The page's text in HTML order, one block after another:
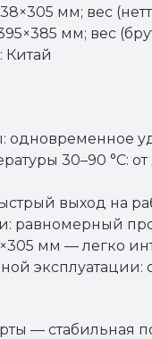
мм; вес
мм; вес
Китай
одновременное
30–90 °C:
выход на
мм — легко
эксплуатации:
— стабильная